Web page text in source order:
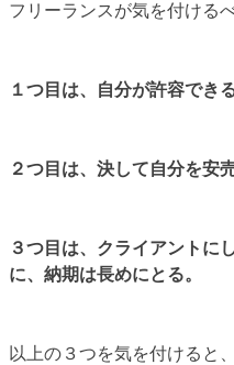
フリーランスが気を付ける
１つ目は、自分が許容でき
２つ目は、決して自分を安
３つ目は、クライアントに
に、納期は長めにとる。
以上の３つを気を付けると